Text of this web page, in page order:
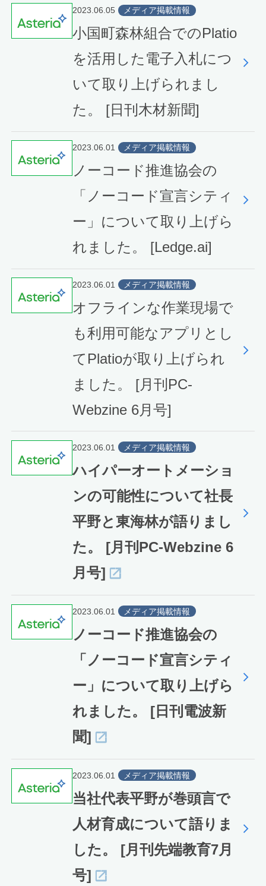
2023.06.05 メディア掲載情報
小国町森林組合でのPlatio
を活用した電子入札につ
いて取り上げられまし
た。 [日刊木材新聞]
2023.06.01 メディア掲載情報
ノーコード推進協会の
「ノーコード宣言シティ
ー」について取り上げら
れました。 [Ledge.ai]
2023.06.01 メディア掲載情報
オフラインな作業現場で
も利用可能なアプリとし
てPlatioが取り上げられ
ました。 [月刊PC-
Webzine 6月号]
2023.06.01 メディア掲載情報
ハイパーオートメーショ
ンの可能性について社長
平野と東海林が語りまし
た。 [月刊PC-Webzine 6
月号]
2023.06.01 メディア掲載情報
ノーコード推進協会の
「ノーコード宣言シティ
ー」について取り上げら
れました。 [日刊電波新
聞]
2023.06.01 メディア掲載情報
当社代表平野が巻頭言で
人材育成について語りま
した。 [月刊先端教育7月
号]